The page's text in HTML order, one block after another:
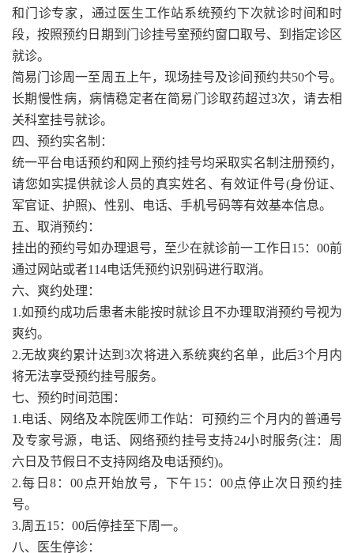
和门诊专家，通过医生工作站系统预约下次就诊时间和时
段，按照预约日期到门诊挂号室预约窗口取号、到指定诊区
就诊。
简易门诊周一至周五上午，现场挂号及诊间预约共50个号。
长期慢性病，病情稳定者在简易门诊取药超过3次，请去相
关科室挂号就诊。
四、预约实名制：
统一平台电话预约和网上预约挂号均采取实名制注册预约，
请您如实提供就诊人员的真实姓名、有效证件号(身份证、
军官证、护照)、性别、电话、手机号码等有效基本信息。
五、取消预约：
挂出的预约号如办理退号，至少在就诊前一工作日15：00前
通过网站或者114电话凭预约识别码进行取消。
六、爽约处理：
1.如预约成功后患者未能按时就诊且不办理取消预约号视为
爽约。
2.无故爽约累计达到3次将进入系统爽约名单，此后3个月内
将无法享受预约挂号服务。
七、预约时间范围：
1.电话、网络及本院医师工作站：可预约三个月内的普通号
及专家号源，电话、网络预约挂号支持24小时服务(注：周
六日及节假日不支持网络及电话预约)。
2.每日8：00点开始放号，下午15：00点停止次日预约挂
号。
3.周五15：00后停挂至下周一。
八、医生停诊：